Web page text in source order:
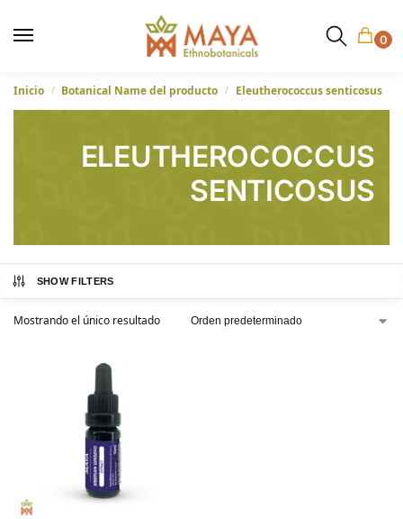
0
Inicio / Botanical Name del producto / Eleutherococcus senticosus
ELEUTHEROCOCCUS
SENTICOSUS
SHOW FILTERS
Mostrando el único resultado